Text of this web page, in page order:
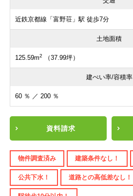
近鉄京都線「富野荘」駅 徒歩7分
土地面積
125.59m2 （37.99坪）
建ぺい率/容積率
60 ％ ／ 200 ％
資料請求
物件調査済み 建築条件なし！
公共下水！ 道路との高低差なし！